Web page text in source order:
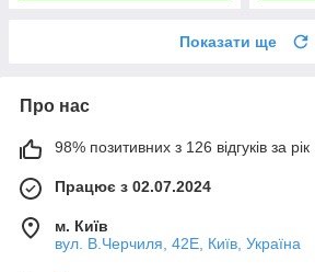
Показати ще
Про нас
98% позитивних з 126 відгуків за рік
Працює з 02.07.2024
м. Київ
вул. В.Черчиля, 42Е, Київ, Україна